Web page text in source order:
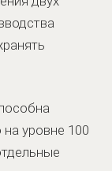
уровне 100